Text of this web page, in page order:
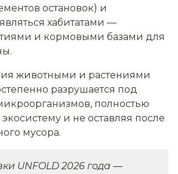
остановок) и
хабитатами —
и кормовыми базами для
животными и растениями
разрушается под
полностью
и не оставляя после
мусора.
UNFOLD 2026 года —